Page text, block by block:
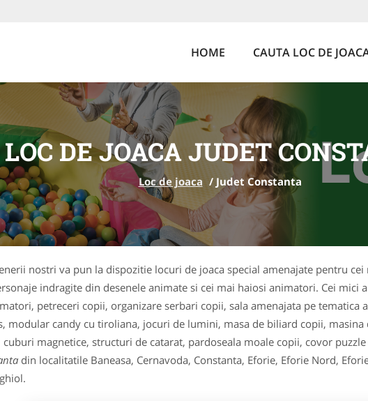
HOME CAUTA LOC DE
LOC DE JOACA JUDET
Loc de joaca / Judet Constanta
nostri va pun la dispozitie locuri de joaca special amenajate pentru
indragite din desenele animate si cei mai haiosi animatori. Cei mici
petreceri copii, organizare serbari copii, sala amenajata pe tematica
modular candy cu tiroliana, jocuri de lumini, masa de biliard copii,
magnetice, structuri de catarat, pardoseala moale copii, covor
din localitatile Baneasa, Cernavoda, Constanta, Eforie, Eforie Nord,